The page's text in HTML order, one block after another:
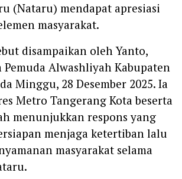
(Nataru) mendapat apresiasi
masyarakat.
disampaikan oleh Yanto,
Pemuda Alwashliyah Kabupaten
Minggu, 28 Desember 2025. Ia
Metro Tangerang Kota beserta
menunjukkan respons yang
menjaga ketertiban lalu
masyarakat selama